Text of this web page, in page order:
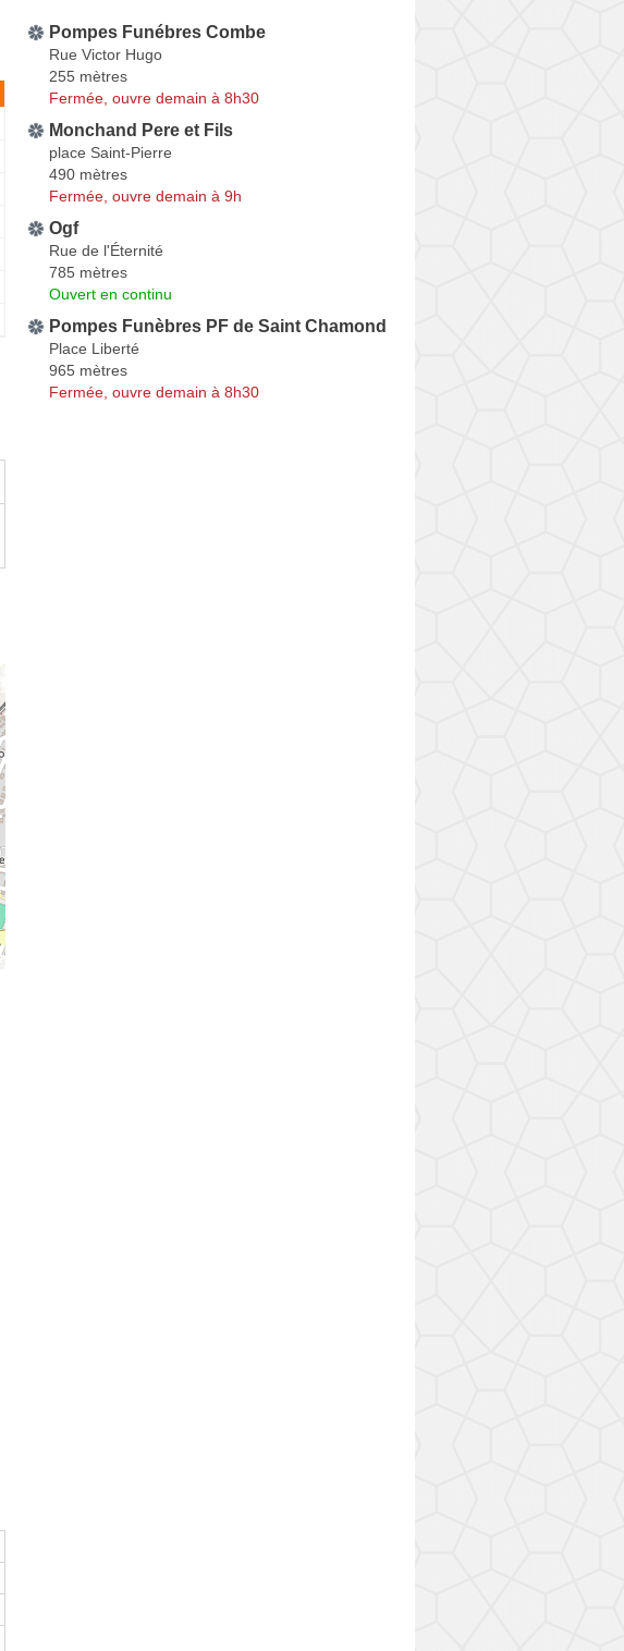
Pompes Funébres Combe
Rue Victor Hugo
255 mètres
Fermée, ouvre demain à 8h30
Monchand Pere et Fils
place Saint-Pierre
490 mètres
Fermée, ouvre demain à 9h
Ogf
Rue de l'Éternité
785 mètres
Ouvert en continu
Pompes Funèbres PF de Saint Chamond
Place Liberté
965 mètres
Fermée, ouvre demain à 8h30